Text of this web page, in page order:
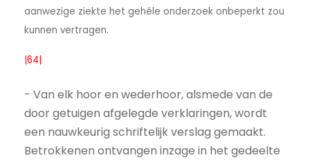
aanwezige ziekte het gehéle onderzoek onbeperkt zou
kunnen vertragen.
|64|
- Van elk hoor en wederhoor, alsmede van de
door getuigen afgelegde verklaringen, wordt
een nauwkeurig schriftelijk verslag gemaakt.
Betrokkenen ontvangen inzage in het gedeelte